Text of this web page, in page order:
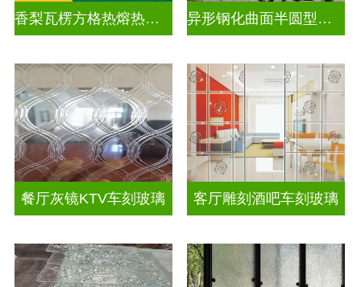
香梨瓦楞方格热熔热弯玻璃 异形钢化曲面半圆型异形弧形玻璃
餐厅灰镜KTV车刻玻璃 客厅雕刻酒吧车刻玻璃